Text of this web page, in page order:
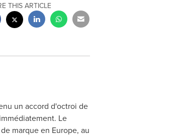
THIS ARTICLE
un accord d'octroi de
Le
marque en Europe, au